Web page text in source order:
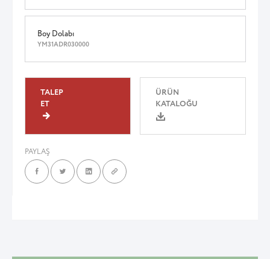
Boy Dolabı
YM31ADR030000
TALEP
ET
ÜRÜN
KATALOĞU
PAYLAŞ